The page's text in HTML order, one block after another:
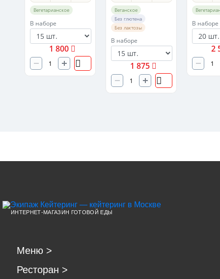
Вегетарианское
В наборе
1 800
Веганское
Без глютена
Без лактозы
В наборе
1 875
В наборе
2
ИНТЕРНЕТ-МАГАЗИН ГОТОВОЙ ЕДЫ
Меню >
Ресторан >